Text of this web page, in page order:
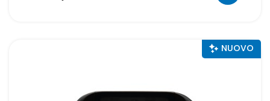
NUOVO